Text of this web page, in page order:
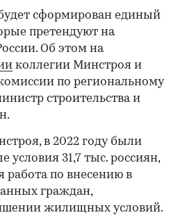
сформирован единый
претендуют на
Об этом на
коллегии Минстроя и
по региональному
строительства и
в 2022 году были
31,7 тыс. россиян,
работа по внесению в
граждан,
жилищных условий.